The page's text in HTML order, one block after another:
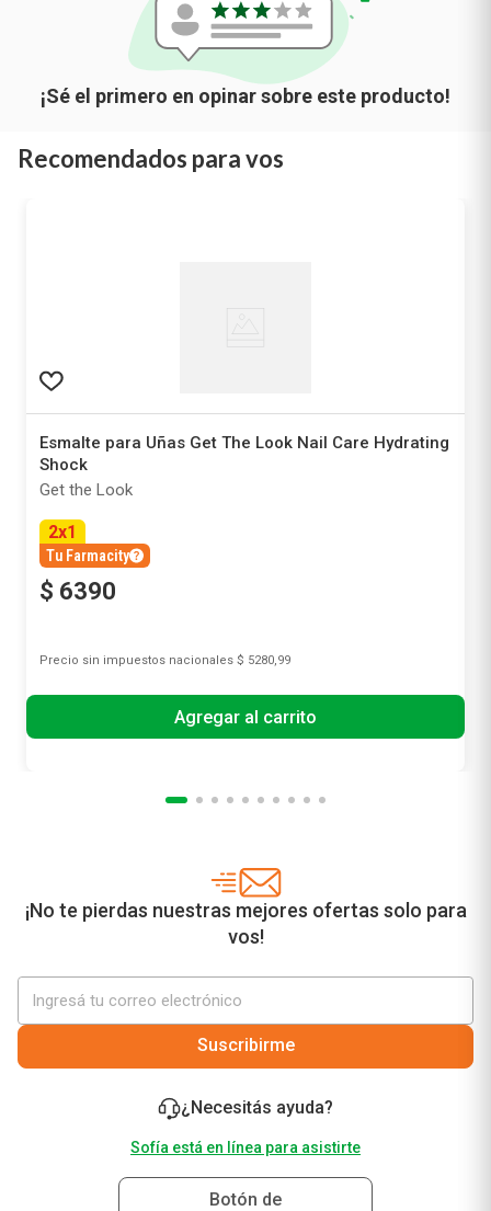
Recomendados para vos
Esmalte para Uñas Get The Look Nail Care Hydrating
Shock
Get the Look
2x1
Tu Farmacity
$ 6390
Precio sin impuestos nacionales $ 5280,99
Agregar al carrito
¡No te pierdas nuestras mejores ofertas solo para
vos!
Suscribirme
¿Necesitás ayuda?
Sofía está en línea para asistirte
Botón de